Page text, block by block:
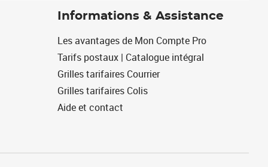
Informations & Assistance
Les avantages de Mon Compte Pro
Tarifs postaux | Catalogue intégral
Grilles tarifaires Courrier
Grilles tarifaires Colis
Aide et contact